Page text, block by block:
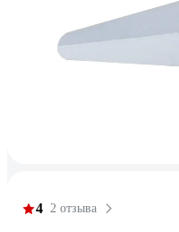
4 2 отзыва